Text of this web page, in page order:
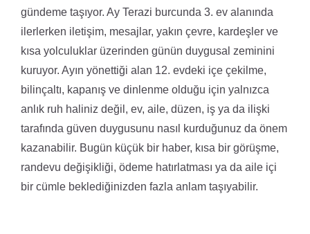
gündeme taşıyor. Ay Terazi burcunda 3. ev alanında
ilerlerken iletişim, mesajlar, yakın çevre, kardeşler ve
kısa yolculuklar üzerinden günün duygusal zeminini
kuruyor. Ayın yönettiği alan 12. evdeki içe çekilme,
bilinçaltı, kapanış ve dinlenme olduğu için yalnızca
anlık ruh haliniz değil, ev, aile, düzen, iş ya da ilişki
tarafında güven duygusunu nasıl kurduğunuz da önem
kazanabilir. Bugün küçük bir haber, kısa bir görüşme,
randevu değişikliği, ödeme hatırlatması ya da aile içi
bir cümle beklediğinizden fazla anlam taşıyabilir.